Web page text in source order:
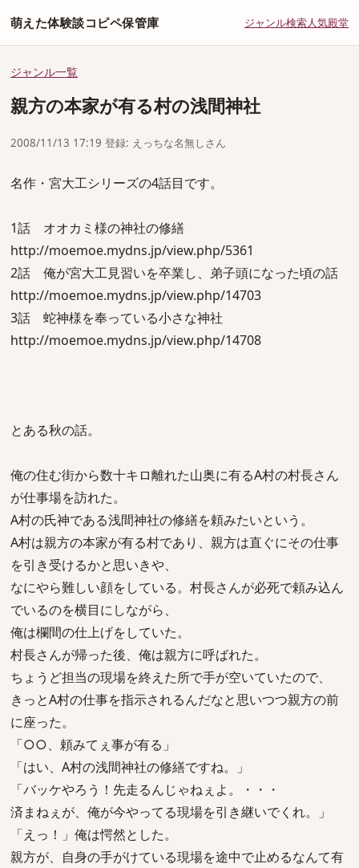
萌えた体験談コピペ保管庫 ジャンル検索人気殿堂
ジャンル一覧
親方の本家が有る村の浅間神社
2008/11/13 17:19 登録: えっちな名無しさん
名作・宮大工シリーズの4話目です。
1話 オオカミ様の神社の修繕
http://moemoe.mydns.jp/view.php/5361
2話 俺が宮大工見習いを卒業し、弟子頭になった頃の話
http://moemoe.mydns.jp/view.php/14703
3話 蛇神様を奉っている小さな神社
http://moemoe.mydns.jp/view.php/14708
とある秋の話。
俺の住む街から数十キロ離れた山奥に有るA村の村長さん
が仕事場を訪れた。
A村の氏神である浅間神社の修繕を頼みたいという。
A村は親方の本家が有る村であり、親方は直ぐにその仕事
を引き受けるかと思いきや、
なにやら難しい顔をしている。村長さんが必死で頼み込ん
でいるのを横目にしながら、
俺は欄間の仕上げをしていた。
村長さんが帰った後、俺は親方に呼ばれた。
ちょうど担当の現場を終えた所で手が空いていたので、
きっとA村の仕事を指示されるんだなと思いつつ親方の前
に座った。
「○○、頼みてぇ事が有る」
「はい、A村の浅間神社の修繕ですね。」
「バッケやろう！先走るんじゃねぇよ。・・・
済まねぇが、俺が今やってる現場を引き継いでくれ。」
「えっ！」俺は愕然とした。
親方が、自身の手がけている現場を途中で止めるなんて有